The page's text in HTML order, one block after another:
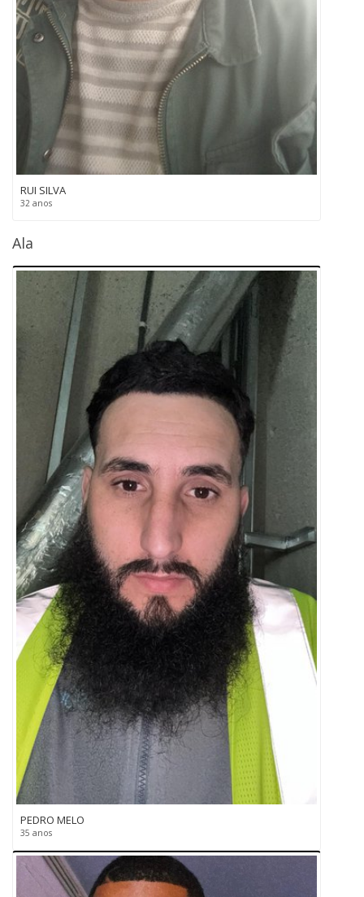
RUI SILVA
32 anos
Ala
PEDRO MELO
35 anos